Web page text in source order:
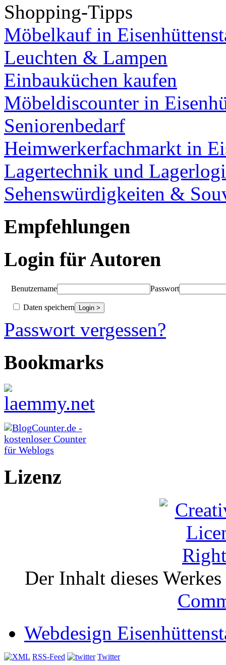
Shopping-Tipps
Möbelkauf in
Leuchten & Lampen
Einbauküchen kaufen
Möbeldiscounter in
Seniorenbedarf
Heimwerkerfachmarkt in
Lagertechnik und
Sehenswürdigkeiten &
Empfehlungen
Login für Autoren
Benutzername Passwort
Daten speichern
Passwort vergessen?
Bookmarks
Lizenz
Der Inhalt dieses
Webdesign
RSS-Feed Twitter